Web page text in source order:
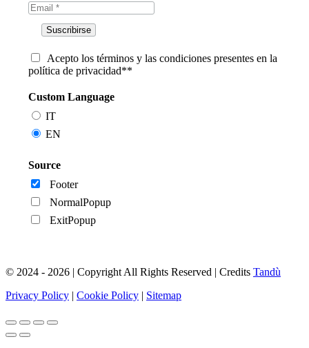
Acepto los términos y las condiciones presentes en la
política de privacidad**
Custom Language
IT
EN
Source
Footer
NormalPopup
ExitPopup
© 2024 - 2026 | Copyright All Rights Reserved | Credits Tandù
Privacy Policy | Cookie Policy | Sitemap